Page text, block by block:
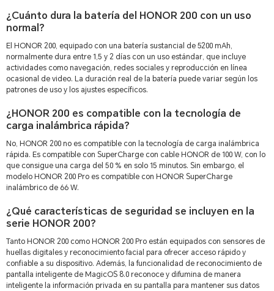
¿Cuánto dura la batería del HONOR 200 con un uso
normal?
El HONOR 200, equipado con una batería sustancial de 5200 mAh,
normalmente dura entre 1,5 y 2 días con un uso estándar, que incluye
actividades como navegación, redes sociales y reproducción en línea
ocasional de video. La duración real de la batería puede variar según los
patrones de uso y los ajustes específicos.
¿HONOR 200 es compatible con la tecnología de
carga inalámbrica rápida?
No, HONOR 200 no es compatible con la tecnología de carga inalámbrica
rápida. Es compatible con SuperCharge con cable HONOR de 100 W, con lo
que consigue una carga del 50 % en solo 15 minutos. Sin embargo, el
modelo HONOR 200 Pro es compatible con HONOR SuperCharge
inalámbrico de 66 W.
¿Qué características de seguridad se incluyen en la
serie HONOR 200?
Tanto HONOR 200 como HONOR 200 Pro están equipados con sensores de
huellas digitales y reconocimiento facial para ofrecer acceso rápido y
confiable a su dispositivo. Además, la funcionalidad de reconocimiento de
pantalla inteligente de MagicOS 8.0 reconoce y difumina de manera
inteligente la información privada en su pantalla para mantener sus datos